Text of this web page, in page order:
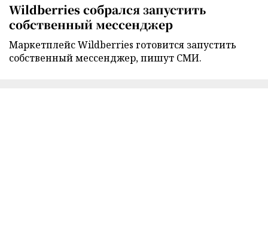
Wildberries собрался запустить
собственный мессенджер
Маркетплейс Wildberries готовится запустить
собственный мессенджер, пишут СМИ.